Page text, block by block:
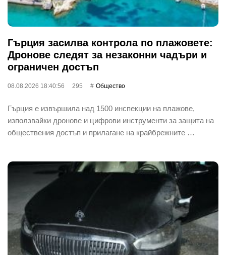
Гърция засилва контрола по плажовете:
Дронове следят за незаконни чадъри и
ограничен достъп
08.08.2026 18:40:56 295 Общество
Гърция е извършила над 1500 инспекции на плажове,
използвайки дронове и цифрови инструменти за защита на
обществения достъп и прилагане на крайбрежните …